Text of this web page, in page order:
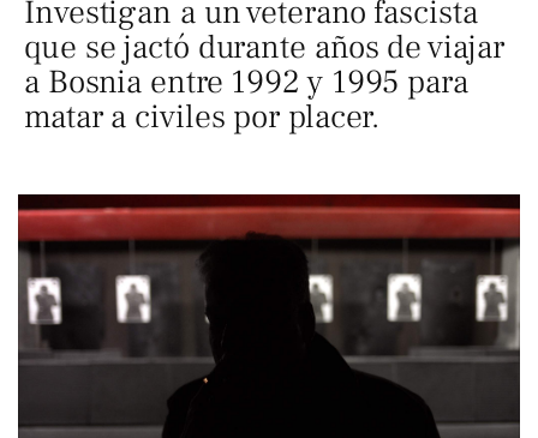
Investigan a un veterano fascista
que se jactó durante años de viajar
a Bosnia entre 1992 y 1995 para
matar a civiles por placer.